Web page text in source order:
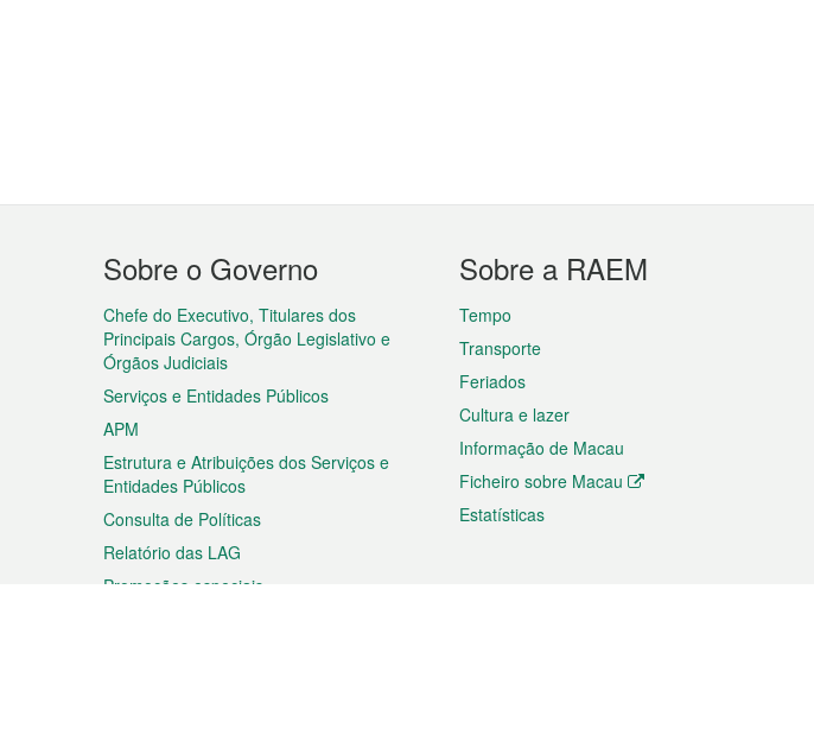
Menu
do
rodapé
Sobre o Governo
Chefe do Executivo, Titulares dos
Principais Cargos, Órgão Legislativo e
Órgãos Judiciais
Serviços e Entidades Públicos
APM
Estrutura e Atribuições dos Serviços e
Entidades Públicos
Consulta de Políticas
Relatório das LAG
Promoções especiais
Sobre a RAEM
Tempo
Transporte
Feriados
Cultura e lazer
Informação de Macau
Ficheiro sobre Macau
Estatísticas